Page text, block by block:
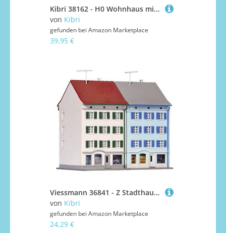
Kibri 38162 - H0 Wohnhaus mit Erker
von Kibri
gefunden bei Amazon Marketplace
39,95 €
Viessmann 36841 - Z Stadthaus mit Ladengeschäft, 2 Stück
von Kibri
gefunden bei Amazon Marketplace
24,29 €